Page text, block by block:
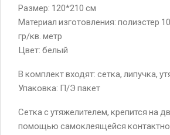
Размер: 120*210 см
Материал изготовления: полиэстер
гр/кв. метр
Цвет: белый
В комплект входят: сетка, липучка,
Упаковка: П/Э пакет
Сетка с утяжелителем, крепится на
помощью самоклеящейся